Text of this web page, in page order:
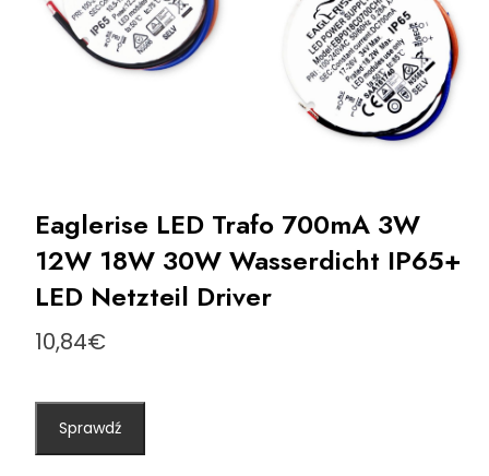
Eaglerise LED Trafo 700mA 3W
12W 18W 30W Wasserdicht IP65+
LED Netzteil Driver
10,84€
Sprawdź